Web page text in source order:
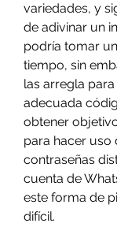
variedades, y
de adivinar un
podría tomar
tiempo, sin
las arregla
adecuada
obtener
para hacer uso
contraseñas
cuenta de
este forma de
difícil.